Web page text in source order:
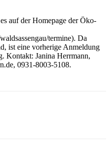
auf der Homepage der Öko-
termine). Da
ist eine vorherige Anmeldung
Kontakt: Janina Herrmann,
0931-8003-5108.